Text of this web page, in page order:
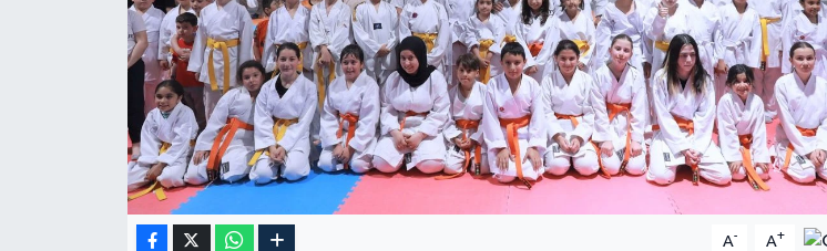
A- A+
Hava Durumu
Kim kimdir?